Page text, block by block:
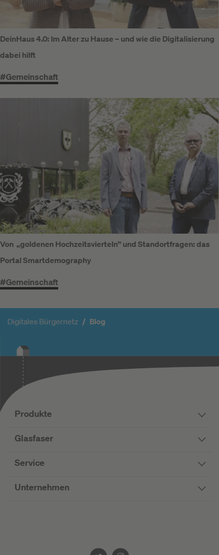
DeinHaus 4.0: Im Alter zu Hause – und wie die Digitalisierung
dabei hilft
#Gemeinschaft
Von „goldenen Hochzeitsvierteln” und Standortfragen: das
Portal Smartdemography
#Gemeinschaft
Digitales Bürgernetz Blog
Produkte
Glasfaser
Service
Unternehmen